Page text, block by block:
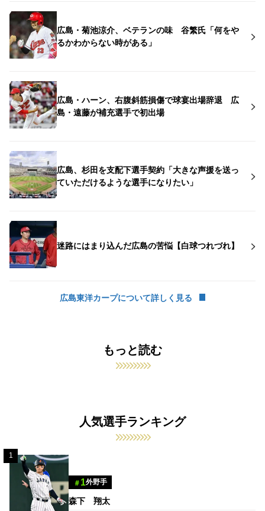
広島・菊池涼介、ベテランの味 谷繁氏「何をや
るかわからない時がある」
広島・ハーン、右腹斜筋損傷で球宴出場辞退 広
島・遠藤が補充選手で初出場
広島、杉田を支配下選手契約「大きな声援を送っ
ていただけるような選手になりたい」
迷路にはまり込んだ広島の苦悩【白球つれづれ】
広島東洋カープについて詳しく見る
もっと読む
人気選手ランキング
1
＃ 1外野手
森下 翔太